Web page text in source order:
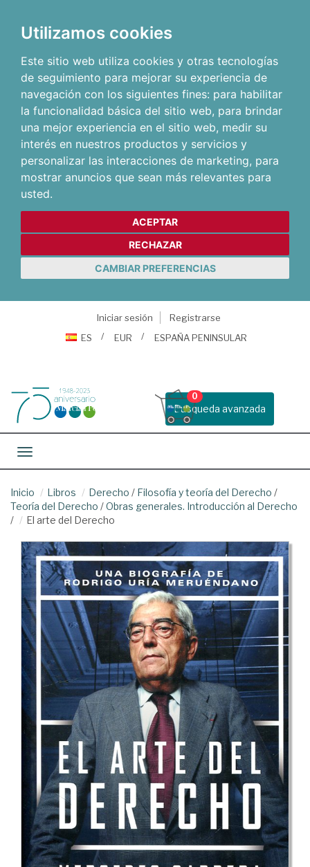
Utilizamos cookies
Este sitio web utiliza cookies y otras tecnologías
de seguimiento para mejorar su experiencia de
navegación con los siguientes fines: para habilitar
la funcionalidad básica del sitio web, para brindar
una mejor experiencia en el sitio web, medir su
interés en nuestros productos y servicios y
personalizar las interacciones de marketing, para
mostrar anuncios que sean más relevantes para
usted.
ACEPTAR
RECHAZAR
CAMBIAR PREFERENCIAS
Iniciar sesión
Registrarse
ES
EUR ESPAÑA PENINSULAR
Busqueda avanzada
0
Toggle navigation
Inicio Libros Derecho / Filosofía y teoría del Derecho /
Teoría del Derecho /Obras generales. Introducción al Derecho
/
El arte del Derecho